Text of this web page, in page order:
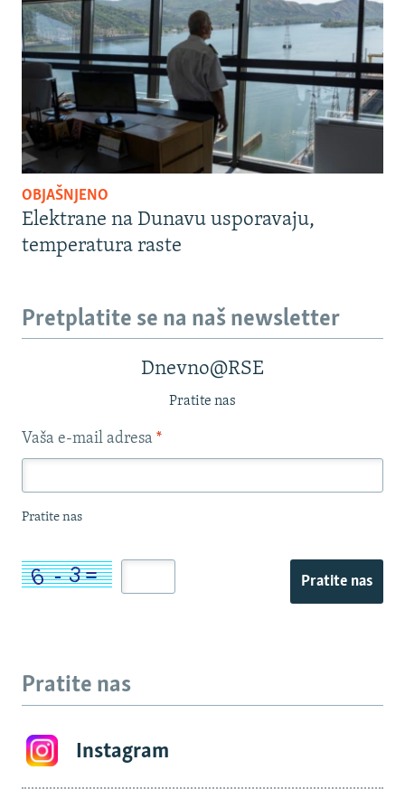
OBJAŠNJENO
Elektrane na Dunavu usporavaju,
temperatura raste
Pretplatite se na naš newsletter
Dnevno@RSE
Pratite nas
Vaša e-mail adresa *
Pratite nas
Pratite nas
Pratite nas
Instagram